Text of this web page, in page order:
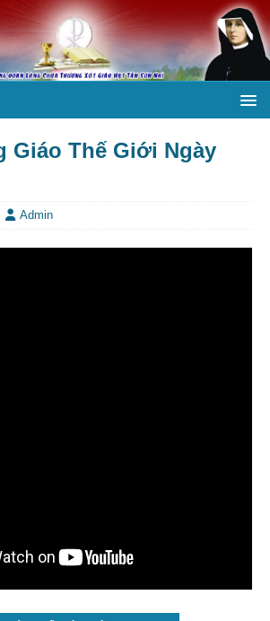
Giáo Thế Giới Ngày
Admin